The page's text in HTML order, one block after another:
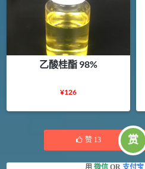
乙酸桂酯 98%
¥126
赞 13 赏